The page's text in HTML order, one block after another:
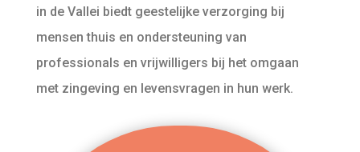
in de Vallei biedt geestelijke verzorging bij
mensen thuis en ondersteuning van
professionals en vrijwilligers bij het omgaan
met zingeving en levensvragen in hun werk.